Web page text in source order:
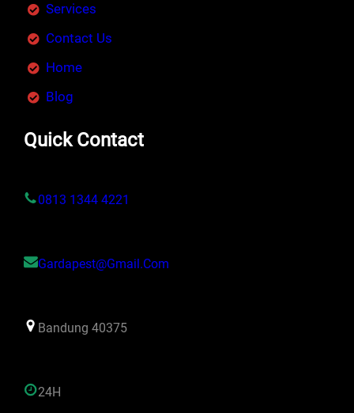
Services
Contact Us
Home
Blog
Quick Contact
0813 1344 4221
Gardapest@gmail.com
Bandung 40375
24H